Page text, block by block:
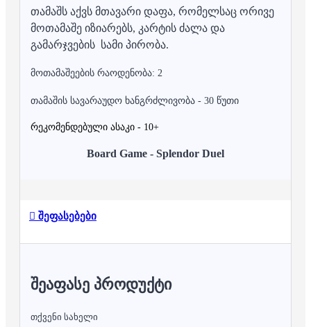
თამაშს აქვს მთავარი დაფა, რომელსაც ორივე
მოთამაშე იზიარებს, კარტის ძალა და
გამარჯვების სამი პირობა.
მოთამაშეების რაოდენობა: 2
თამაშის სავარაუდო ხანგრძლივობა - 30 წუთი
რეკომენდებული ასაკი - 10+
Board Game - Splendor Duel
შეფასებები
ᲨᲔᲐᲤᲐᲡᲔ ᲞᲠᲝᲓᲣᲥᲢᲘ
თქვენი სახელი